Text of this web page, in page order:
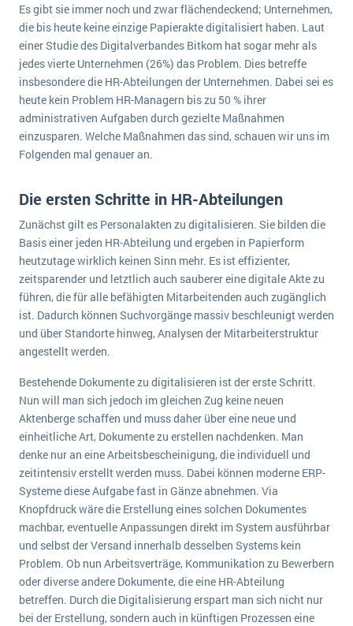
Einführung
Schulung
Auswertung
Service und Wartung
Grosshandel
Handel
Handwerk
Health Care
IKT
Installation
Landwirtschaft
Medien
NGO
Lebensmittelindustrie
Logistik
Produktion
Immobilien
Textil und Mode
Vermietung
Versorgung
Die 4 Komponenten eines CRM-Systems
5 Funktionen einer ERP-Software für Konzerne
Was ist Data Mining? - Ein Leitfaden für Unternehmen
Mehr über ERP-Software
ERP Wissenszentrum
Ein WMS implementieren: Das sind die 6
wichtigsten Punkte, die es zu beachten gilt
Service Level Agreements (SLA) und ERP: Was muss man wissen?
ERP-Software für Abfallentsorger
Digitale Arbeitsaufträge in Ihrem ERP- oder FSM-System: clever und effizient
MEHR ÜBER ERP-SOFTWARE
ERP News
SAP übernimmt Reltio für eine bessere
Datenintegration
Impressum
Kontakt
Es gibt sie immer noch und zwar flächendeckend; Unternehmen,
die bis heute keine einzige Papierakte digitalisiert haben. Laut
einer Studie des Digitalverbandes Bitkom hat sogar mehr als
jedes vierte Unternehmen (26%) das Problem. Dies betreffe
insbesondere die HR-Abteilungen der Unternehmen. Dabei sei es
heute kein Problem HR-Managern bis zu 50 % ihrer
administrativen Aufgaben durch gezielte Maßnahmen
einzusparen. Welche Maßnahmen das sind, schauen wir uns im
Folgenden mal genauer an.
Die ersten Schritte in HR-Abteilungen
Zunächst gilt es Personalakten zu digitalisieren. Sie bilden die
Basis einer jeden HR-Abteilung und ergeben in Papierform
heutzutage wirklich keinen Sinn mehr. Es ist effizienter,
zeitsparender und letztlich auch sauberer eine digitale Akte zu
führen, die für alle befähigten Mitarbeitenden auch zugänglich
ist. Dadurch können Suchvorgänge massiv beschleunigt werden
und über Standorte hinweg, Analysen der Mitarbeiterstruktur
angestellt werden.
Bestehende Dokumente zu digitalisieren ist der erste Schritt.
Nun will man sich jedoch im gleichen Zug keine neuen
Aktenberge schaffen und muss daher über eine neue und
einheitliche Art, Dokumente zu erstellen nachdenken. Man
denke nur an eine Arbeitsbescheinigung, die individuell und
zeitintensiv erstellt werden muss. Dabei können moderne ERP-
Systeme diese Aufgabe fast in Gänze abnehmen. Via
Knopfdruck wäre die Erstellung eines solchen Dokumentes
machbar, eventuelle Anpassungen direkt im System ausführbar
und selbst der Versand innerhalb desselben Systems kein
Problem. Ob nun Arbeitsverträge, Kommunikation zu Bewerbern
oder diverse andere Dokumente, die eine HR-Abteilung
betreffen. Durch die Digitalisierung erspart man sich nicht nur
bei der Erstellung, sondern auch in künftigen Prozessen eine